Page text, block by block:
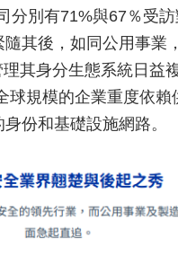
分別有71%與67％受
其後，如同公用事業
其身分生態系統日益
規模的企業重度依
份和基礎設施網路。